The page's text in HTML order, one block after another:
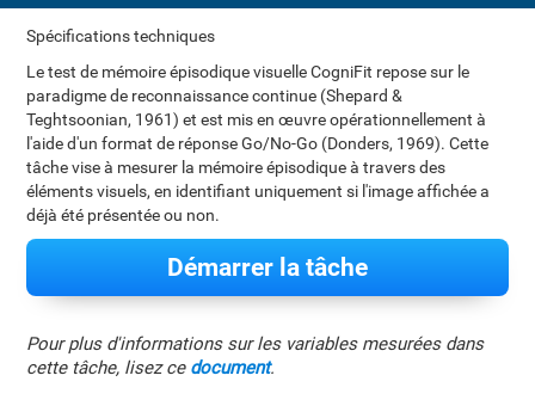
Spécifications techniques
Le test de mémoire épisodique visuelle CogniFit repose sur le
paradigme de reconnaissance continue (Shepard &
Teghtsoonian, 1961) et est mis en œuvre opérationnellement à
l'aide d'un format de réponse Go/No-Go (Donders, 1969). Cette
tâche vise à mesurer la mémoire épisodique à travers des
éléments visuels, en identifiant uniquement si l'image affichée a
déjà été présentée ou non.
Démarrer la tâche
Pour plus d'informations sur les variables mesurées dans
cette tâche, lisez ce document.